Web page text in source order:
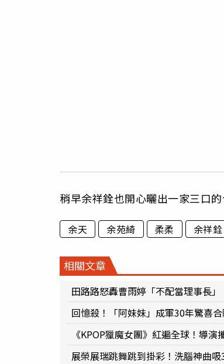
稍早余祥銓也開心曬出一家三口
余天 余苑綺 柔柔 余祥銓
相關文章
田路路怒轟曹雨婷「不配當理事長
回憶殺！「阿妹妹」成軍30年驚喜
《KPOP獵魔女團》紅遍全球！導
展榮展瑞跳舞跳到掛彩！洗腦神曲